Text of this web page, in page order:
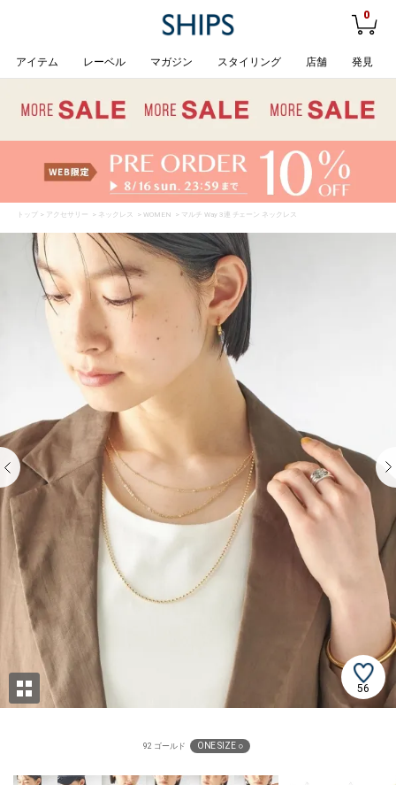
0
アイテム レーベル マガジン スタイリング 店舗 発見
トップ > アクセサリー > ネックレス > WOMEN > マルチ Way 3連 チェーン ネックレス
56
92 ゴールド ONE SIZE ○